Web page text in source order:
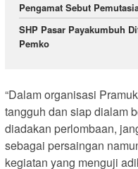
Pengamat Sebut
SHP Pasar Payakumbuh
Pemko
“Dalam organisasi
tangguh dan siap dialam
diadakan perlombaan,
sebagai persaingan
kegiatan yang menguji